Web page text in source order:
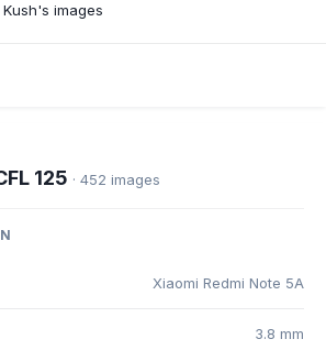
images
125 · 452 images
Xiaomi Redmi Note 5A
3.8 mm